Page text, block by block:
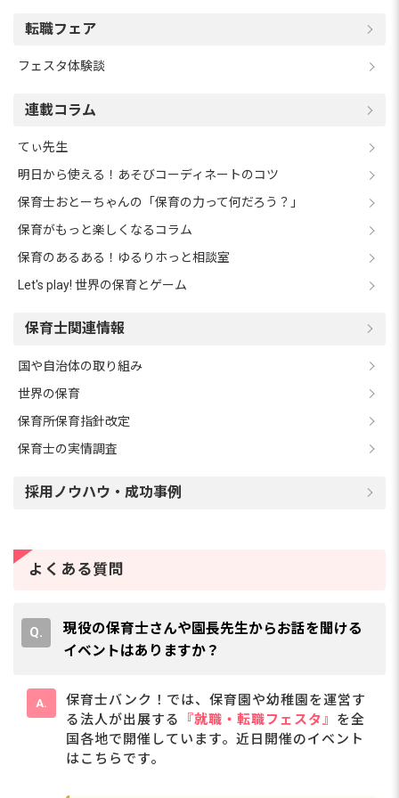
転職フェア
フェスタ体験談
連載コラム
てぃ先生
明日から使える！あそびコーディネートのコツ
保育士おとーちゃんの「保育の力って何だろう？」
保育がもっと楽しくなるコラム
保育のあるある！ゆるりホっと相談室
Let's play! 世界の保育とゲーム
保育士関連情報
国や自治体の取り組み
世界の保育
保育所保育指針改定
保育士の実情調査
採用ノウハウ・成功事例
よくある質問
現役の保育士さんや園長先生からお話を聞ける
イベントはありますか？
保育士バンク！では、保育園や幼稚園を運営す
る法人が出展する
『就職・転職フェスタ』 を全
国各地で開催しています。近日開催のイベント
はこちらです。